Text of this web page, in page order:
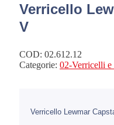
Verricello
V
COD: 02.612.12
Categorie: 02-Verricelli e
Verricello Lewmar